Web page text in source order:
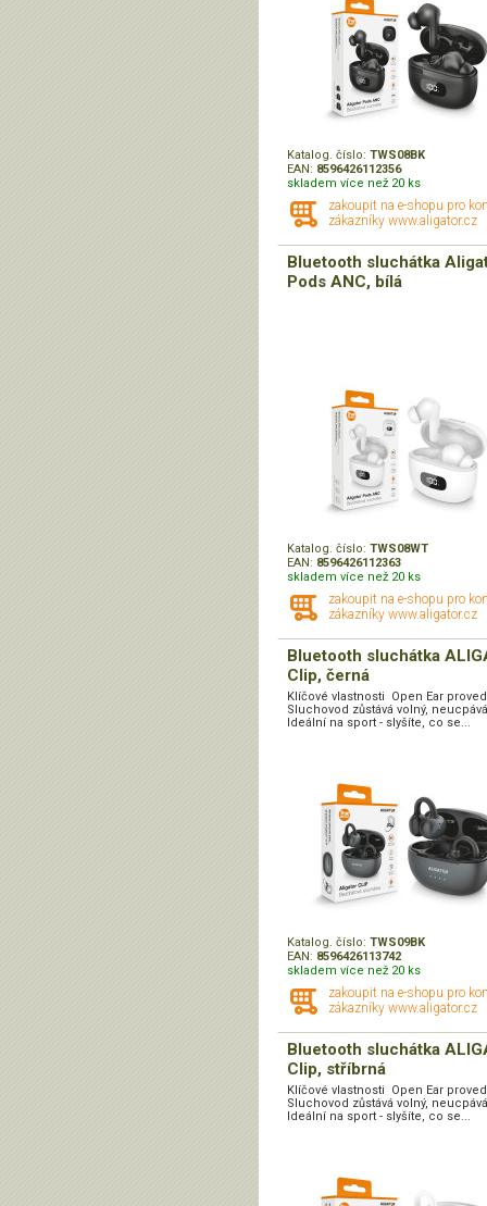
Katalog. číslo: TWS08BK
EAN: 8596426112356
skladem více než 20 ks
zakoupit na e-shopu pro
zákazníky www.aligator.cz
Bluetooth sluchátka
Pods ANC, bílá
Katalog. číslo: TWS08WT
EAN: 8596426112363
skladem více než 20 ks
zakoupit na e-shopu pro
zákazníky www.aligator.cz
Bluetooth sluchátka
Clip, černá
Klíčové vlastnosti Open Ear
Sluchovod zůstává volný,
Ideální na sport - slyšíte, co se...
Katalog. číslo: TWS09BK
EAN: 8596426113742
skladem více než 20 ks
zakoupit na e-shopu pro
zákazníky www.aligator.cz
Bluetooth sluchátka
Clip, stříbrná
Klíčové vlastnosti Open Ear
Sluchovod zůstává volný,
Ideální na sport - slyšíte, co se...